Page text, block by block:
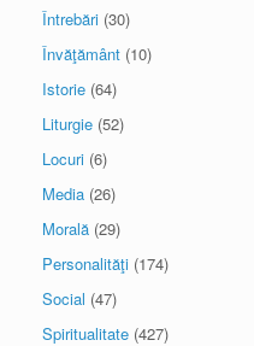
Întrebări (30)
Învăţământ (10)
Istorie (64)
Liturgie (52)
Locuri (6)
Media (26)
Morală (29)
Personalităţi (174)
Social (47)
Spiritualitate (427)